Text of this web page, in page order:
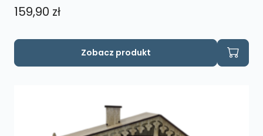
159,90 zł
Zobacz produkt